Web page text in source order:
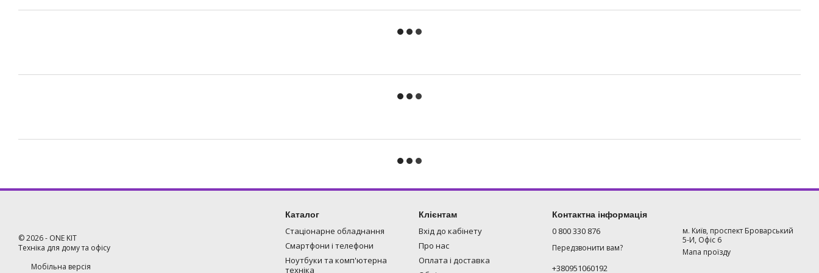
©2026- ONE KIT
Техніка для дому та офісу
Мобільна версія
Каталог
Стаціонарне обладнання
Смартфони і телефони
Ноутбуки та комп'ютерна
техніка
Клієнтам
Вхід до кабінету
Про нас
Оплата і доставка
Контактна інформація
0 800 330 876
Передзвонити вам?
+380951060192
м. Київ, проспект Броварський
5-И, Офіс 6
Мапа проїзду